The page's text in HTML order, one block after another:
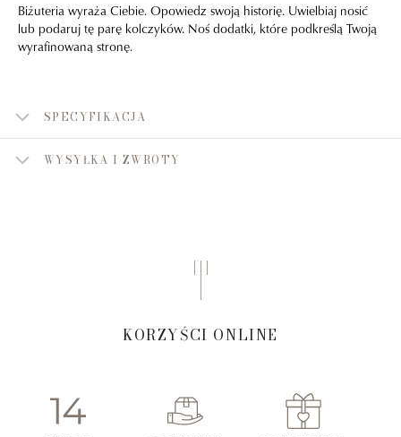
Biżuteria wyraża Ciebie. Opowiedz swoją historię. Uwielbiaj nosić
lub podaruj tę parę kolczyków. Noś dodatki, które podkreślą Twoją
wyrafinowaną stronę.
SPECYFIKACJA
WYSYŁKA I ZWROTY
KORZYŚCI ONLINE